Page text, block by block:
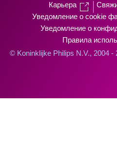
Карьера
Уведомление о cookie
Уведомление о
Правила
© Koninklijke Philips N.V., 2004